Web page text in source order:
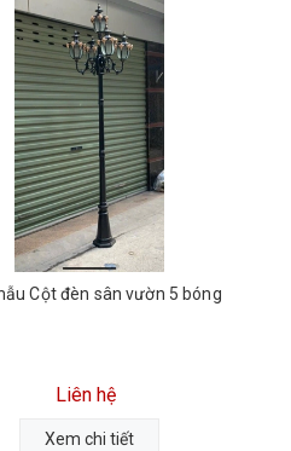
Cột đèn sân vườn 5 bóng
Liên hệ
Xem chi tiết